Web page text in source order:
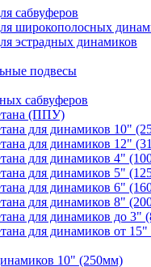
сабвуферов
широкополосных
эстрадных динамиков
подвесы
сабвуферов
(ППУ)
для динамиков 10"
для динамиков 12"
для динамиков 4"
для динамиков 5"
для динамиков 6"
для динамиков 8"
для динамиков до 3"
для динамиков от
10" (250мм)